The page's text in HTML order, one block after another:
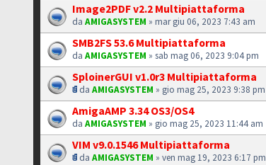
Image2PDF v2.2 Multipiattaforma
daAMIGASYSTEM » mar giu 06, 2023 7:43 am
SMB2FS 53.6 Multipiattaforma
daAMIGASYSTEM » sab mag 06, 2023 9:04 pm
SploinerGUI v1.0r3 Multipiattaforma
daAMIGASYSTEM » gio mag 25, 2023 9:38 pm
AmigaAMP 3.34 OS3/OS4
daAMIGASYSTEM » gio mag 25, 2023 11:44 am
VIM v9.0.1546 Multipiattaforma
daAMIGASYSTEM » ven mag 19, 2023 6:17 pm